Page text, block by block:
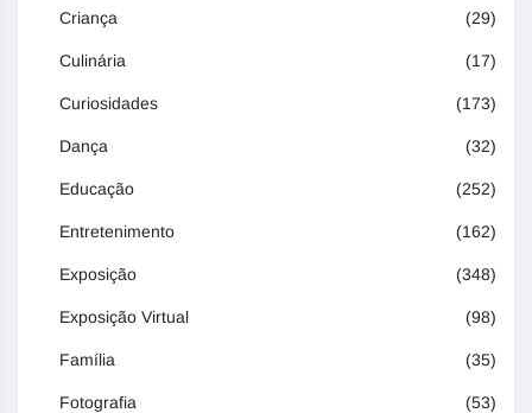
Criança (29)
Culinária (17)
Curiosidades (173)
Dança (32)
Educação (252)
Entretenimento (162)
Exposição (348)
Exposição Virtual (98)
Família (35)
Fotografia (53)